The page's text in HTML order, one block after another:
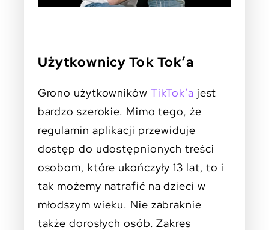
Użytkownicy Tok Tok’a
Grono użytkowników TikTok’a jest
bardzo szerokie. Mimo tego, że
regulamin aplikacji przewiduje
dostęp do udostępnionych treści
osobom, które ukończyły 13 lat, to i
tak możemy natrafić na dzieci w
młodszym wieku. Nie zabraknie
także dorosłych osób. Zakres